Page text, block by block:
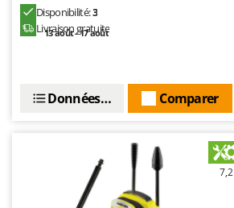
Disponibilité:3
Livraison gratuite
13 août - 17 août
Comparer
Données techniques
7,2